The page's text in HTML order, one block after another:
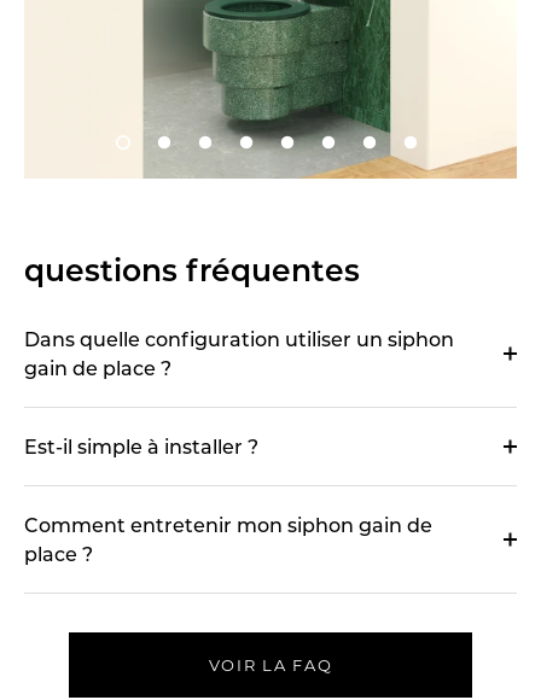
questions fréquentes
Dans quelle configuration utiliser un siphon
gain de place ?
Est-il simple à installer ?
Comment entretenir mon siphon gain de
place ?
VOIR LA FAQ